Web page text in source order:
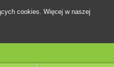
cookies. Więcej w naszej